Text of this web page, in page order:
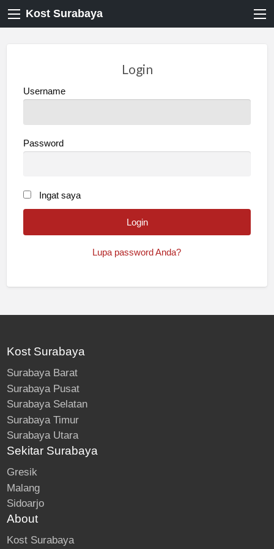
Kost Surabaya
Login
Username
Password
Ingat saya
Lupa password Anda?
Kost Surabaya
Surabaya Barat
Surabaya Pusat
Surabaya Selatan
Surabaya Timur
Surabaya Utara
Sekitar Surabaya
Gresik
Malang
Sidoarjo
About
Kost Surabaya